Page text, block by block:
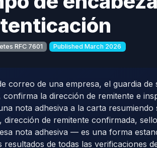
RFC 7601 Published March 2026
correo de una empresa, el guardia de
la dirección de remitente e
nota adhesiva a la carta resumiendo
de remitente confirmada,
nota adhesiva — es una forma
de todas las verificaciones